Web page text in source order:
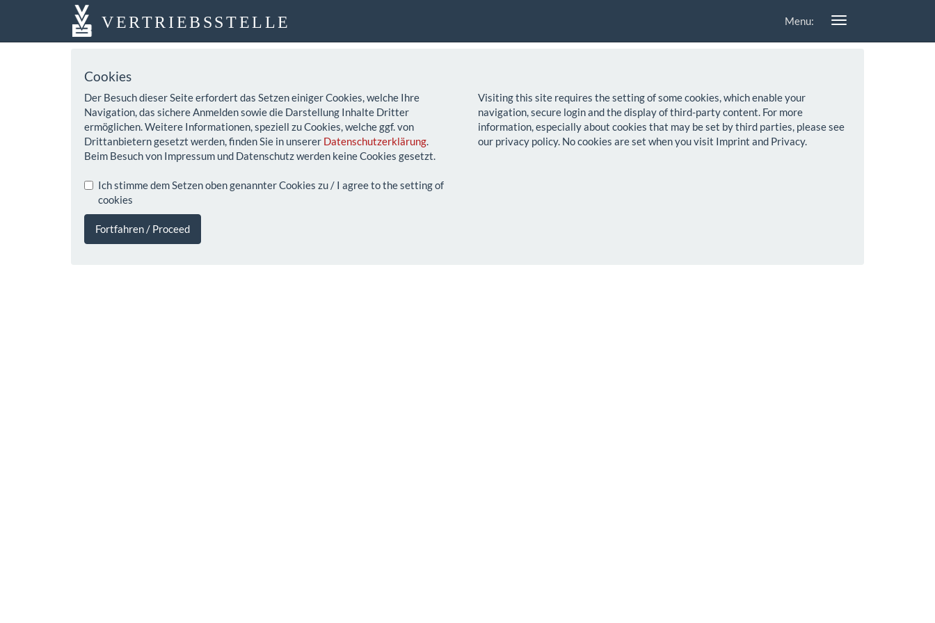
VERTRIEBSSTELLE Menu:
Cookies
Der Besuch dieser Seite erfordert das Setzen einiger Cookies, welche Ihre
Navigation, das sichere Anmelden sowie die Darstellung Inhalte Dritter
ermöglichen. Weitere Informationen, speziell zu Cookies, welche ggf. von
Drittanbietern gesetzt werden, finden Sie in unserer Datenschutzerklärung.
Beim Besuch von Impressum und Datenschutz werden keine Cookies gesetzt.
Ich stimme dem Setzen oben genannter Cookies zu / I agree to the setting of
cookies
Fortfahren / Proceed
Visiting this site requires the setting of some cookies, which enable your
navigation, secure login and the display of third-party content. For more
information, especially about cookies that may be set by third parties, please see
our privacy policy. No cookies are set when you visit Imprint and Privacy.